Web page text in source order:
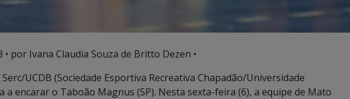
• por Ivana Claudia Souza de Britto Dezen •
Serc/UCDB (Sociedade Esportiva Recreativa Chapadão/Universidade
a encarar o Taboão Magnus (SP). Nesta sexta-feira (6), a equipe de Mato